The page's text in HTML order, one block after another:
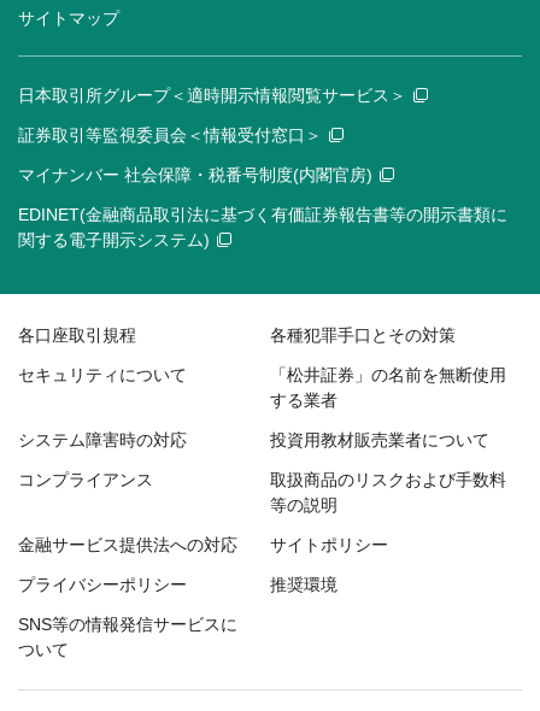
サイトマップ
日本取引所グループ＜適時開示情報閲覧サービス＞
証券取引等監視委員会＜情報受付窓口＞
マイナンバー 社会保障・税番号制度(内閣官房)
EDINET(金融商品取引法に基づく有価証券報告書等の開示書類に
関する電子開示システム)
各口座取引規程 各種犯罪手口とその対策
セキュリティについて
「松井証券」の名前を無断使用
する業者
システム障害時の対応 投資用教材販売業者について
コンプライアンス
取扱商品のリスクおよび手数料
等の説明
金融サービス提供法への対応 サイトポリシー
プライバシーポリシー 推奨環境
SNS等の情報発信サービスに
ついて